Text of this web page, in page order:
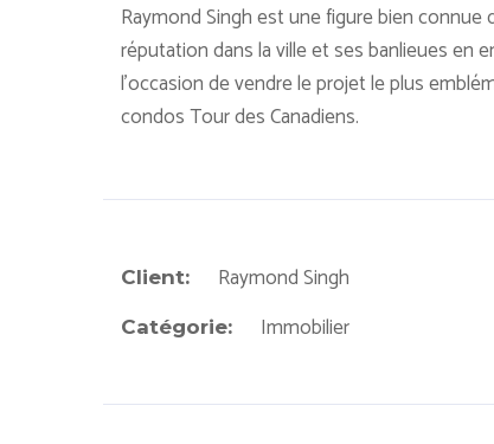
Raymond Singh est une figure bien connue
réputation dans la ville et ses banlieues en
l’occasion de vendre le projet le plus
condos Tour des Canadiens.
Client: Raymond Singh
Catégorie: Immobilier